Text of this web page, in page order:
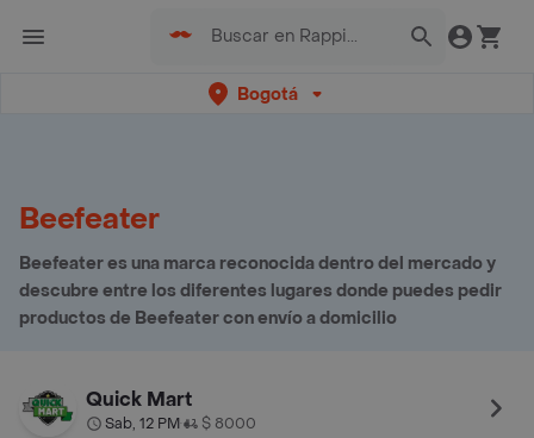
Bogotá
Beefeater
Beefeater es una marca reconocida dentro del mercado y
descubre entre los diferentes lugares donde puedes pedir
productos de Beefeater con envío a domicilio
Quick Mart
Sab, 12 PM• $ 8000